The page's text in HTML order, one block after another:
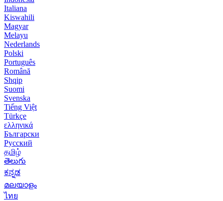
Italiana
Kiswahili
Magyar
Melayu
Nederlands
Polski
Português
Română
Shqip
Suomi
Svenska
Tiếng Việt
Türkçe
ελληνικά
Български
Русский
தமிழ்
తెలుగు
ಕನ್ನಡ
മലയാളം
ไทย